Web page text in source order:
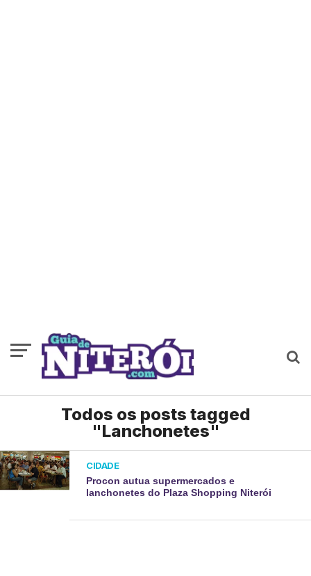
Todos os posts tagged
"Lanchonetes"
CIDADE
Procon autua supermercados e
lanchonetes do Plaza Shopping Niterói